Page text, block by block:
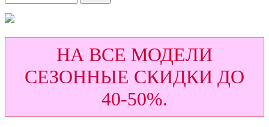
НА ВСЕ МОДЕЛИ
СЕЗОННЫЕ СКИДКИ ДО
40-50%.